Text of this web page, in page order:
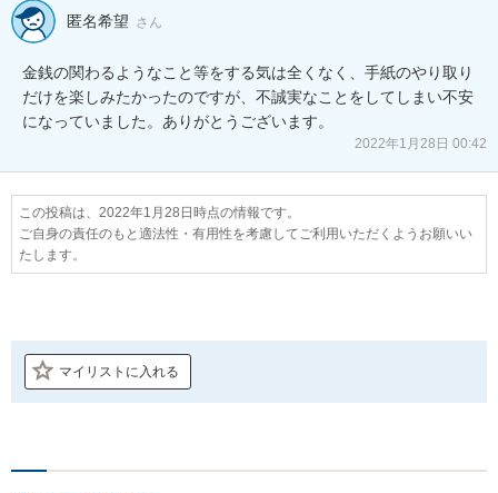
匿名希望 さん
金銭の関わるようなこと等をする気は全くなく、手紙のやり取り
だけを楽しみたかったのですが、不誠実なことをしてしまい不安
になっていました。ありがとうございます。
2022年1月28日 00:42
この投稿は、2022年1月28日時点の情報です。
ご自身の責任のもと適法性・有用性を考慮してご利用いただくようお願いい
たします。
マイリストに入れる